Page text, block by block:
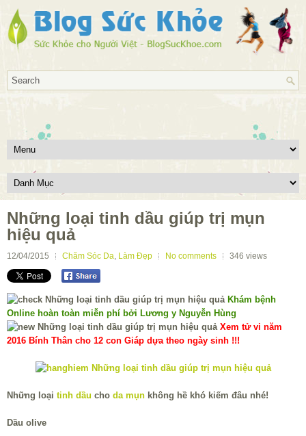
Những loại tinh dầu giúp trị mụn
hiệu quả
12/04/2015 Chăm Sóc Da, Làm Đẹp No comments 346 views
Khám bệnh
Online hoàn toàn miễn phí bởi Lương y Nguyễn Hùng
Xem tử vi năm
2016 Bính Thân cho 12 con Giáp dựa theo ngày sinh !!!
Những loại tinh dầu cho da mụn không hề khó kiếm đâu nhé!
Dầu olive